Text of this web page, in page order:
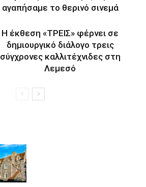
αγαπήσαμε το θερινό σινεμά
Η έκθεση «ΤΡΕΙΣ» φέρνει σε
δημιουργικό διάλογο τρεις
σύγχρονες καλλιτέχνιδες στη
Λεμεσό